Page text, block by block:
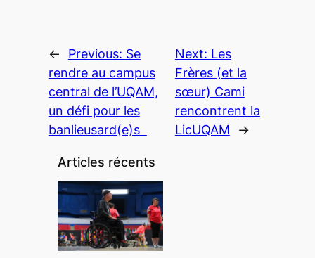
← Previous: Se
rendre au campus
central de l’UQAM,
un défi pour les
banlieusard(e)s
Next: Les
Frères (et la
sœur) Cami
rencontrent la
LicUQAM
→
Articles récents